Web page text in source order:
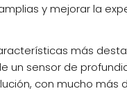
y mejorar la
más
un sensor de
con mucho más